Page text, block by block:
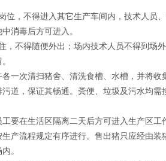
，不得进入其它生产车间内，技术人员
消毒后方可进入。
不得随便外出；场内技术人员不得到场
次清扫猪舍、清洗食槽、水槽，并将收
道，保证其畅通。粪便、垃圾及污水均需
在生活区隔离二天后方可进入生产区工
流程规定有序进行。售出猪只应经由装
。